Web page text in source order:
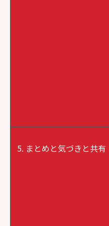
まとめと気づきと共有